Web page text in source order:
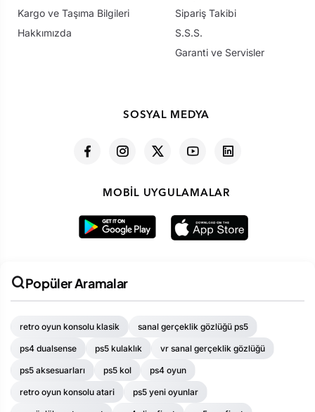
Kargo ve Taşıma Bilgileri
Hakkımızda
Sipariş Takibi
S.S.S.
Garanti ve Servisler
SOSYAL MEDYA
MOBIL UYGULAMALAR
Popüler Aramalar
retro oyun konsolu klasik sanal gerçeklik gözlüğü ps5
ps4 dualsense ps5 kulaklık vr sanal gerçeklik gözlüğü
ps5 aksesuarları ps5 kol ps4 oyun
retro oyun konsolu atari ps5 yeni oyunlar